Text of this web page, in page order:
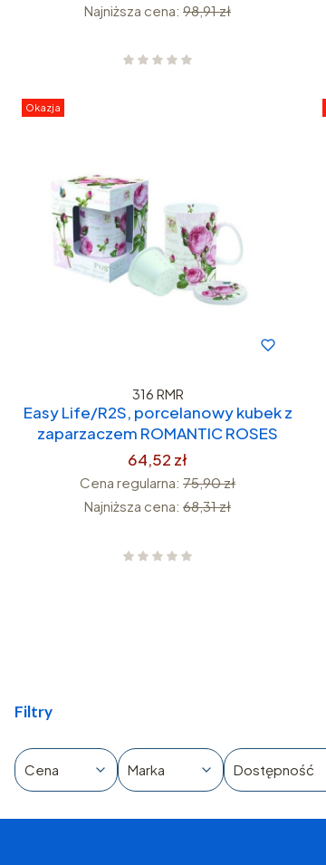
Najniższa cena: 98,91 zł
Okazja
316 RMR
Easy Life/R2S, porcelanowy kubek z
zaparzaczem ROMANTIC ROSES
64,52 zł
Cena regularna: 75,90 zł
Najniższa cena: 68,31 zł
Filtry
Cena Marka Dostępność